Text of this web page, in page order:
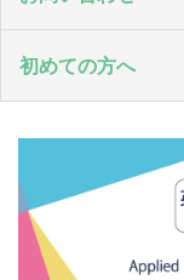
初めての方へ